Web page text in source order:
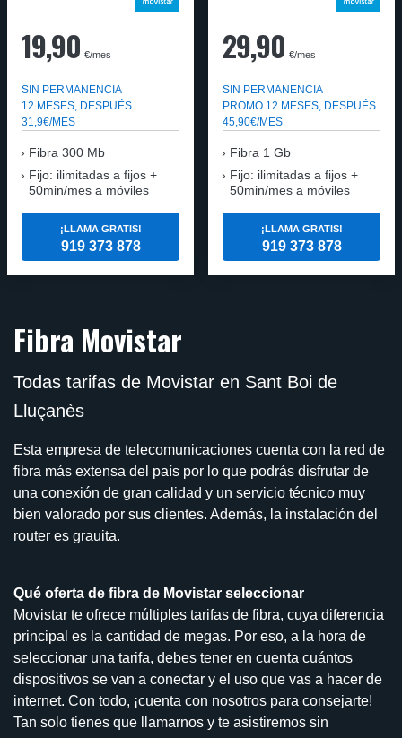
19,90 €/mes
SIN PERMANENCIA
12 MESES, DESPUÉS
31,9€/MES
Fibra 300 Mb
Fijo: ilimitadas a fijos +
50min/mes a móviles
¡LLAMA GRATIS!
919 373 878
29,90 €/mes
SIN PERMANENCIA
PROMO 12 MESES, DESPUÉS
45,90€/MES
Fibra 1 Gb
Fijo: ilimitadas a fijos +
50min/mes a móviles
¡LLAMA GRATIS!
919 373 878
Fibra Movistar
Todas tarifas de Movistar en Sant Boi de
Lluçanès
Esta empresa de telecomunicaciones cuenta con la red de
fibra más extensa del país por lo que podrás disfrutar de
una conexión de gran calidad y un servicio técnico muy
bien valorado por sus clientes. Además, la instalación del
router es grauita.
Qué oferta de fibra de Movistar seleccionar
Movistar te ofrece múltiples tarifas de fibra, cuya diferencia
principal es la cantidad de megas. Por eso, a la hora de
seleccionar una tarifa, debes tener en cuenta cuántos
dispositivos se van a conectar y el uso que vas a hacer de
internet. Con todo, ¡cuenta con nosotros para consejarte!
Tan solo tienes que llamarnos y te asistiremos sin